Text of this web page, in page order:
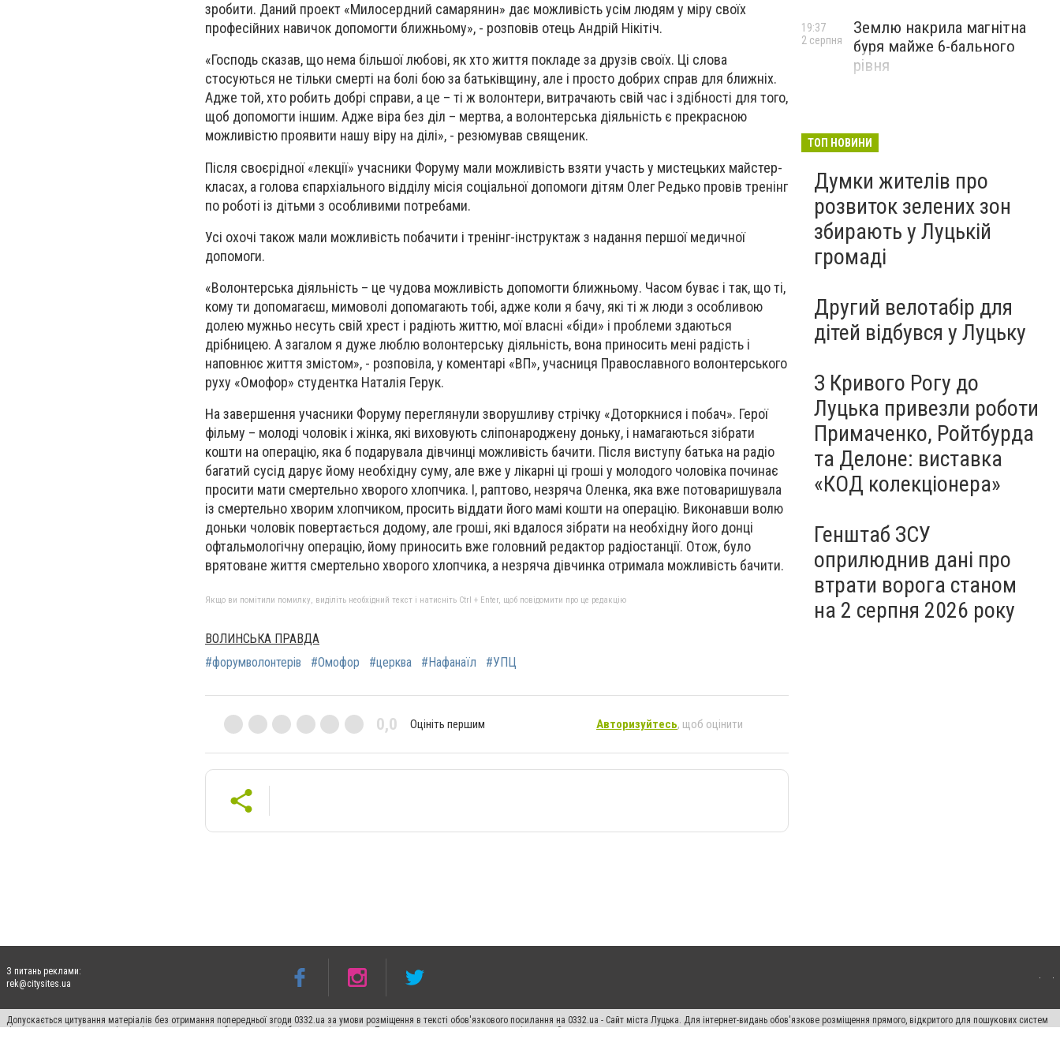
зробити. Даний проект «Милосердний самарянин» дає можливість усім людям у міру своїх
професійних навичок допомогти ближньому», - розповів отець Андрій Нікітіч.
«Господь сказав, що нема більшої любові, як хто життя покладе за друзів своїх. Ці слова
стосуються не тільки смерті на болі бою за батьківщину, але і просто добрих справ для ближніх.
Адже той, хто робить добрі справи, а це – ті ж волонтери, витрачають свій час і здібності для того,
щоб допомогти іншим. Адже віра без діл – мертва, а волонтерська діяльність є прекрасною
можливістю проявити нашу віру на ділі», - резюмував священик.
Після своєрідної «лекції» учасники Форуму мали можливість взяти участь у мистецьких майстер-
класах, а голова єпархіального відділу місія соціальної допомоги дітям Олег Редько провів тренінг
по роботі із дітьми з особливими потребами.
Усі охочі також мали можливість побачити і тренінг-інструктаж з надання першої медичної
допомоги.
«Волонтерська діяльність – це чудова можливість допомогти ближньому. Часом буває і так, що ті,
кому ти допомагаєш, мимоволі допомагають тобі, адже коли я бачу, які ті ж люди з особливою
долею мужньо несуть свій хрест і радіють життю, мої власні «біди» і проблеми здаються
дрібницею. А загалом я дуже люблю волонтерську діяльність, вона приносить мені радість і
наповнює життя змістом», - розповіла, у коментарі «ВП», учасниця Православного волонтерського
руху «Омофор» студентка Наталія Герук.
На завершення учасники Форуму переглянули зворушливу стрічку «Доторкнися і побач». Герої
фільму – молоді чоловік і жінка, які виховують сліпонароджену доньку, і намагаються зібрати
кошти на операцію, яка б подарувала дівчинці можливість бачити. Після виступу батька на радіо
багатий сусід дарує йому необхідну суму, але вже у лікарні ці гроші у молодого чоловіка починає
просити мати смертельно хворого хлопчика. І, раптово, незряча Оленка, яка вже потоваришувала
із смертельно хворим хлопчиком, просить віддати його мамі кошти на операцію. Виконавши волю
доньки чоловік повертається додому, але гроші, які вдалося зібрати на необхідну його донці
офтальмологічну операцію, йому приносить вже головний редактор радіостанції. Отож, було
врятоване життя смертельно хворого хлопчика, а незряча дівчинка отримала можливість бачити.
Якщо ви помітили помилку, виділіть необхідний текст і натисніть Ctrl + Enter, щоб повідомити про це редакцію
ВОЛИНСЬКА ПРАВДА
#форумволонтерів
#Омофор #церква #Нафанаїл #УПЦ
0,0 Оцініть першим Авторизуйтесь, щоб оцінити
Землю накрила магнітна
буря майже 6-бального
рівня
19:37
2 серпня
ТОП НОВИНИ
Думки жителів про
розвиток зелених зон
збирають у Луцькій
громаді
Другий велотабір для
дітей відбувся у Луцьку
З Кривого Рогу до
Луцька привезли роботи
Примаченко, Ройтбурда
та Делоне: виставка
«КОД колекціонера»
Генштаб ЗСУ
оприлюднив дані про
втрати ворога станом
на 2 серпня 2026 року
З питань реклами:
rek@citysites.ua
Допускається цитування матеріалів без отримання попередньої згоди 0332.ua за умови розміщення в тексті обов'язкового посилання на 0332.ua - Сайт міста Луцька. Для інтернет-видань обов'язкове розміщення прямого, відкритого для пошукових систем
гіперпосилання на цитовані статті не нижче другого абзацу в тексті або в якості джерела. Порушення виняткових прав переслідується Законом.